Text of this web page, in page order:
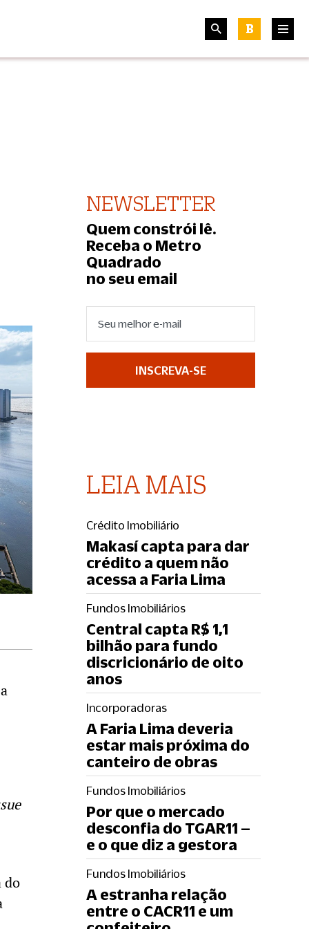
B
do
NEWSLETTER
Quem constrói lê.
Receba o Metro
Quadrado
no seu email
INSCREVA-SE
LEIA MAIS
Crédito Imobiliário
Makasí capta para dar
crédito a quem não
acessa a Faria Lima
Fundos Imobiliários
Central capta R$ 1,1
bilhão para fundo
discricionário de oito
anos
Incorporadoras
A Faria Lima deveria
estar mais próxima do
canteiro de obras
Fundos Imobiliários
Por que o mercado
desconfia do TGAR11 –
e o que diz a gestora
Fundos Imobiliários
A estranha relação
entre o CACR11 e um